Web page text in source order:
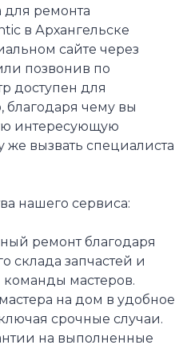
для ремонта
в Архангельске
сайте через
позвонив по
доступен для
чему вы
интересующую
вызвать специалиста
нашего сервиса:
ремонт благодаря
склада запчастей и
мастеров.
на дом в удобное
срочные случаи.
на выполненные